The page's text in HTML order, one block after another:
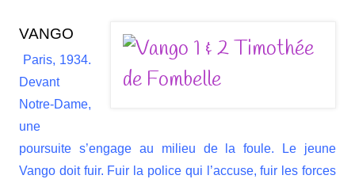
VANGO
Paris, 1934.
Devant
Notre-Dame,
une
poursuite s’engage au milieu de la foule. Le jeune
Vango doit fuir. Fuir la police qui l’accuse, fuir les forces